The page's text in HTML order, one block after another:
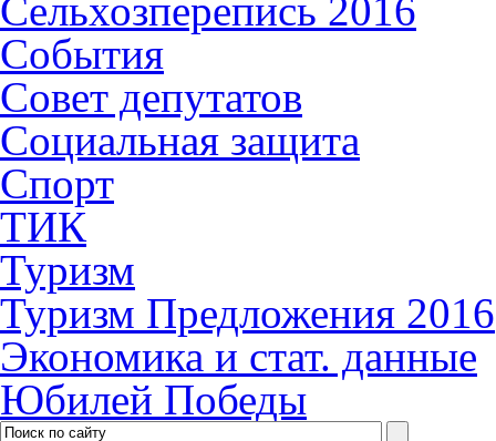
Сельхозперепись 2016
События
Совет депутатов
Социальная защита
Спорт
ТИК
Туризм
Туризм Предложения 2016
Экономика и стат. данные
Юбилей Победы